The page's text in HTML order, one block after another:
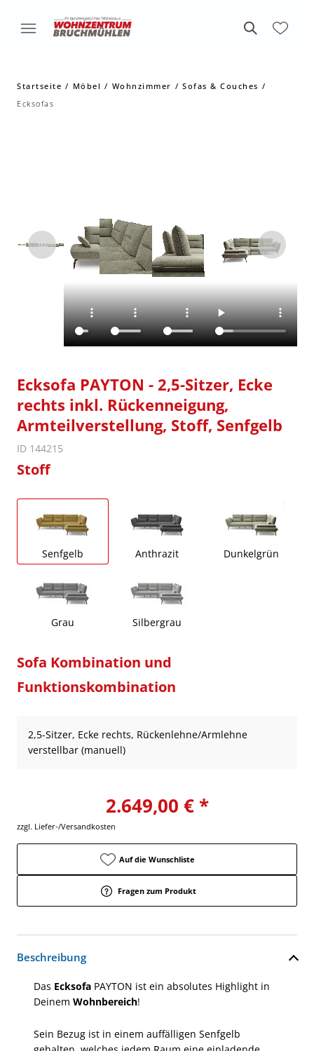
Startseite Möbel Wohnzimmer
Sofas & Couches
Ecksofas
Ecksofa PAYTON - 2,5-Sitzer, Ecke
rechts inkl. Rückenneigung,
Armteilverstellung, Stoff, Senfgelb
ID 144215
Stoff
Senfgelb Anthrazit Dunkelgrün
Grau Silbergrau
Sofa Kombination und
Funktionskombination
2,5-Sitzer, Ecke rechts, Rückenlehne/Armlehne
verstellbar (manuell)
2.649,00 € *
zzgl. Liefer-/Versandkosten
Auf die Wunschliste
Fragen zum Produkt
Beschreibung
Das Ecksofa PAYTON ist ein absolutes Highlight in
Deinem Wohnbereich!
Sein Bezug ist in einem auffälligen Senfgelb